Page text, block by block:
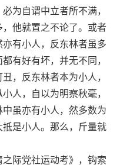
为自谓中立者所不满，
他就置之不论了。或者
有小人，反东林者虽多
有好有坏，并无不同，
，反东林者本为小人，
人，自以为明察秋毫，
虽亦有小人，然多数为
是小人。那么，斤量就
际党社运动考》，钩索